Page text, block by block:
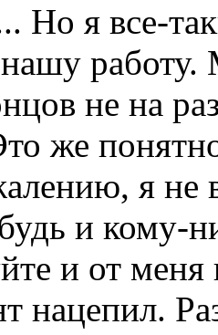
Но я все-
не на
же
я не
и кому-
и от
нацепил.